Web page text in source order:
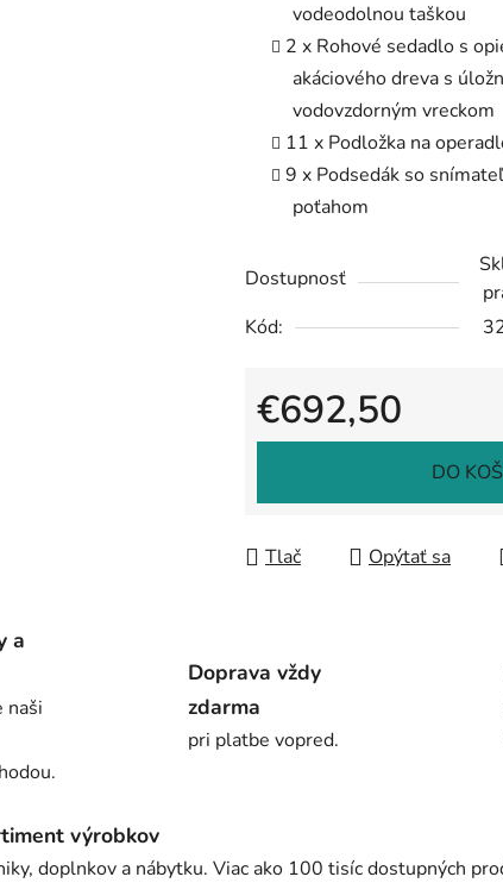
vodeodolnou taškou
2 x Rohové sedadlo s
akáciového dreva s
vodovzdorným vreckom
11 x Podložka na
9 x Podsedák so
poťahom
Dostupnosť
Kód:
€692,50
Jednotková cena:
DO
Tlač Opýtať sa
a
naši
Doprava vždy
zdarma
pri platbe vopred.
výrobkov
doplnkov a nábytku. Viac ako 100 tisíc dostupných